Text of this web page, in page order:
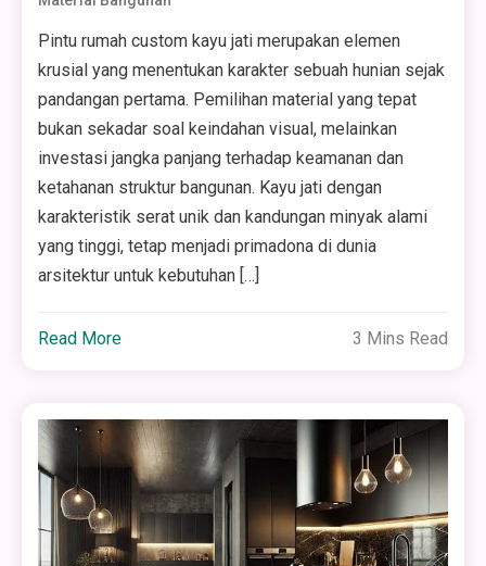
Pintu rumah custom kayu jati merupakan elemen
krusial yang menentukan karakter sebuah hunian sejak
pandangan pertama. Pemilihan material yang tepat
bukan sekadar soal keindahan visual, melainkan
investasi jangka panjang terhadap keamanan dan
ketahanan struktur bangunan. Kayu jati dengan
karakteristik serat unik dan kandungan minyak alami
yang tinggi, tetap menjadi primadona di dunia
arsitektur untuk kebutuhan […]
Read More 3 Mins Read